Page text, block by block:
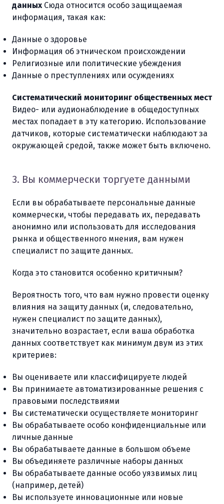
данныхСюда относится особо защищаемая
информация, такая как:
Данные о здоровье
Информация об этническом происхождении
Религиозные или политические убеждения
Данные о преступлениях или осуждениях
Систематический мониторинг общественных мест
Видео- или аудионаблюдение в общедоступных
местах попадает в эту категорию. Использование
датчиков, которые систематически наблюдают за
окружающей средой, также может быть включено.
3. Вы коммерчески торгуете данными
Если вы обрабатываете персональные данные
коммерчески, чтобы передавать их, передавать
анонимно или использовать для исследования
рынка и общественного мнения, вам нужен
специалист по защите данных.
Когда это становится особенно критичным?
Вероятность того, что вам нужно провести оценку
влияния на защиту данных (и, следовательно,
нужен специалист по защите данных),
значительно возрастает, если ваша обработка
данных соответствует как минимум двум из этих
критериев:
Вы оцениваете или классифицируете людей
Вы принимаете автоматизированные решения с
правовыми последствиями
Вы систематически осуществляете мониторинг
Вы обрабатываете особо конфиденциальные или
личные данные
Вы обрабатываете данные в большом объеме
Вы объединяете различные наборы данных
Вы обрабатываете данные особо уязвимых лиц
(например, детей)
Вы используете инновационные или новые